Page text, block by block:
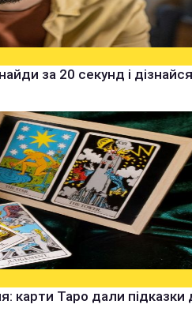
за 20 секунд і
карти Таро дали підказки